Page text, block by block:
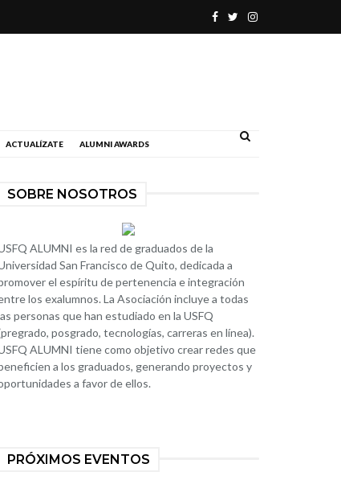
ACTUALÍZATE ALUMNI AWARDS
SOBRE NOSOTROS
ALUMNI es la red de graduados de la
San Francisco de Quito, dedicada a
el espíritu de pertenencia e integración
los exalumnos. La Asociación incluye a todas
personas que han estudiado en la USFQ
posgrado, tecnologías, carreras en línea).
ALUMNI tiene como objetivo crear redes que
a los graduados, generando proyectos y
a favor de ellos.
PRÓXIMOS EVENTOS